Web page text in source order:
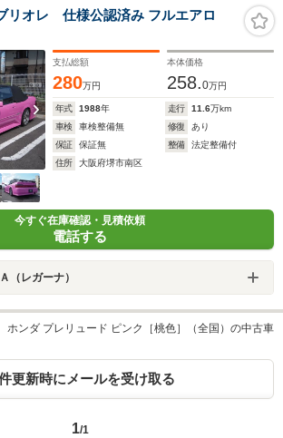
リオレ 仕様公認済み フルエアロ
支払総額
280万円
本体価格
258.0万円
年式 1988年 走行 11.6万km
車検
車検整備無 修復
あり
保証
保証無 整備
法定整備付
住所
大阪府堺市南区
今すぐ在庫確認・見積依頼
電話する
（レガーナ）
ホンダ プレリュード ピンク［桃色］（全国）の中古車
更新時にメールを受け取る
1/1